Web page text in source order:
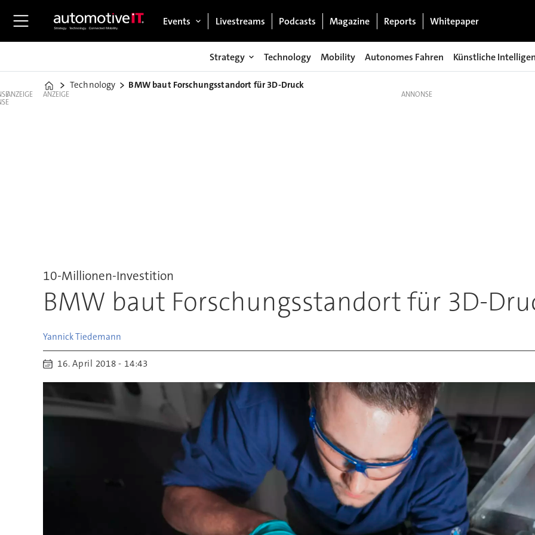
Events Livestreams Podcasts Magazine Reports Whitepaper
Strategy Technology Mobility Autonomes Fahren Künstliche
Home
Technology BMW baut Forschungsstandort für 3D-Druck
ANZEIGE ANZEIGE
10-Millionen-Investition
BMW baut Forschungsstandort für 3D-
YannickTiedemann
16. April 2018 - 14:43